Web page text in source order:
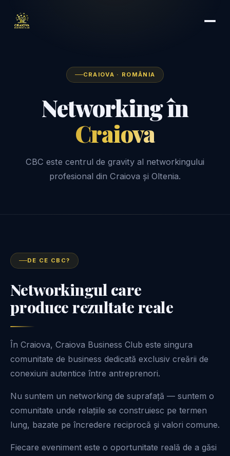
CRAIOVA · ROMÂNIA
Networking în
Craiova
CBC este centrul de gravity al networkingului
profesional din Craiova și Oltenia.
DE CE CBC?
Networkingul care
produce rezultate reale
În Craiova, Craiova Business Club este singura
comunitate de business dedicată exclusiv creării de
conexiuni autentice între antreprenori.
Nu suntem un networking de suprafață — suntem o
comunitate unde relațiile se construiesc pe termen
lung, bazate pe încredere reciprocă și valori comune.
Fiecare eveniment este o oportunitate reală de a găsi